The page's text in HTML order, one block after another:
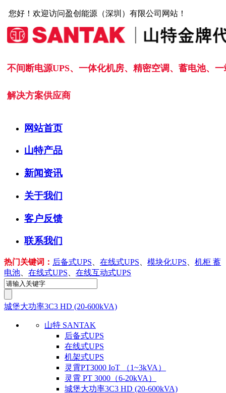
您好！欢迎访问盈创能源（深圳）有限公司网站！
不间断电源UPS、一体化机房、精密空调、蓄电池、
解决方案供应商
网站首页
山特产品
新闻资讯
关于我们
客户反馈
联系我们
热门关键词： 后备式UPS 在线式UPS 模块化UPS
机柜 蓄
电池
在线式UPS 在线互动式UPS
城堡大功率3C3 HD (20-600kVA)
山特 SANTAK
后备式UPS
在线式UPS
机架式UPS
灵霄PT3000 IoT （1~3kVA）
灵霄 PT 3000（6-20kVA）
城堡大功率3C3 HD (20-600kVA)